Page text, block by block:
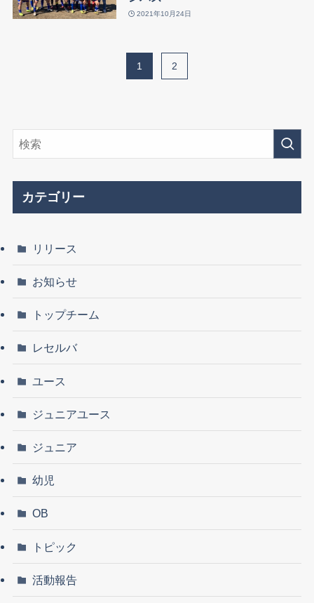
2021年10月24日
1 2
カテゴリー
リリース
お知らせ
トップチーム
レセルバ
ユース
ジュニアユース
ジュニア
幼児
OB
トピック
活動報告